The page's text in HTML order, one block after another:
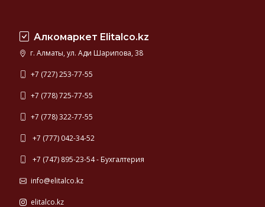
Алкомаркет Elitalco.kz
г. Алматы, ул. Ади Шарипова, 38
+7 (727) 253-77-55
+7 (778) 725-77-55
+7 (778) 322-77-55
+7 (777) 042-34-52
+7 (747) 895-23-54 - Бухгалтерия
info@elitalco.kz
elitalco.kz